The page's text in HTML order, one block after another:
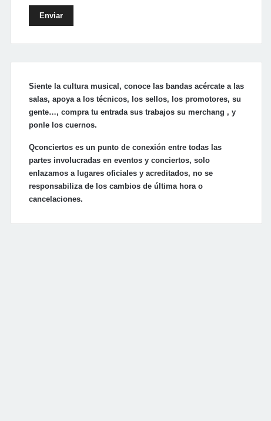
Enviar
Siente la cultura musical, conoce las bandas acércate a las
salas, apoya a los técnicos, los sellos, los promotores, su
gente…, compra tu entrada sus trabajos su merchang , y
ponle los cuernos.
Qconciertos es un punto de conexión entre todas las
partes involucradas en eventos y conciertos, solo
enlazamos a lugares oficiales y acreditados, no se
responsabiliza de los cambios de última hora o
cancelaciones.